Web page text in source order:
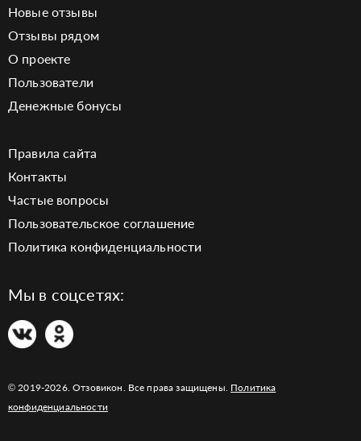
Новые отзывы
Отзывы рядом
О проекте
Пользователи
Денежные бонусы
Правила сайта
Контакты
Частые вопросы
Пользовательское соглашение
Политика конфиденциальности
Мы в соцсетях:
© 2019-2026. Отзовикон. Все права защищены. Политика
конфиденциальности